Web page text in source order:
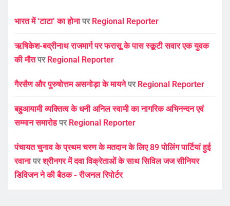
भारत में ‘टाटा’ का होनापर Regional Reporter
ऋषिकेश-बद्रीनाथ राजमार्ग पर फरासू के पास स्कूटी सवार एक युवक
की मौतपर Regional Reporter
गैरसैण और पुरुषोत्तम असनोड़ा के मायनेपर Regional Reporter
बहुआयामी व्यक्तित्व के धनी अनिल स्वामी का नागरिक अभिनन्दन एवं
सम्मान समारोहपर Regional Reporter
पंचायत चुनाव के प्रथम चरण के मतदान के लिए 89 पोलिंग पार्टियां हुई
रवानापरश्रीनगर में दवा विक्रेताओं के साथ सिविल जज सीनियर
डिविजन ने की बैठक - रीजनल रिपोर्टर